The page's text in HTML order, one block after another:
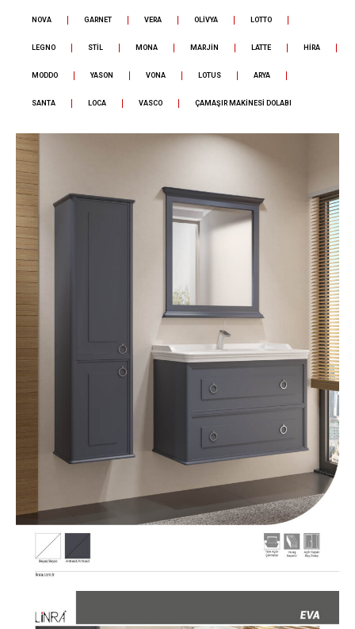
NOVA GARNET VERA OLİVYA LOTTO
LEGNO STİL MONA MARJİN LATTE HİRA
MODDO YASON VONA LOTUS ARYA
SANTA LOCA VASCO ÇAMAŞIR MAKİNESİ DOLABI